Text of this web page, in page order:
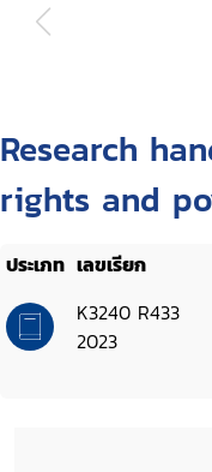
Research
rights and
ประเภท เลขเรียก
K3240 R433
2023